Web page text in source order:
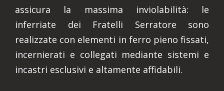
assicura la massima inviolabilità: le
inferriate dei Fratelli Serratore sono
realizzate con elementi in ferro pieno fissati,
incernierati e collegati mediante sistemi e
incastri esclusivi e altamente affidabili.